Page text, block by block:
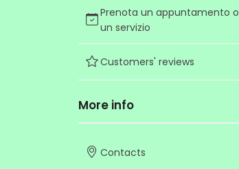
Prenota un appuntamento o
un servizio
Customers' reviews
More info
Contacts